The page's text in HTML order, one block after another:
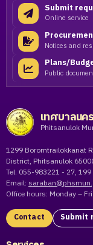
Submit
Online service
Notices and
Plans/
Public
เทศบาลน
Phitsanulok
1299 Boromtrailokkanat
District, Phitsanulok
Tel. 055-983221 - 27, 199
Email:
Office hours: Monday –
Contact Submit